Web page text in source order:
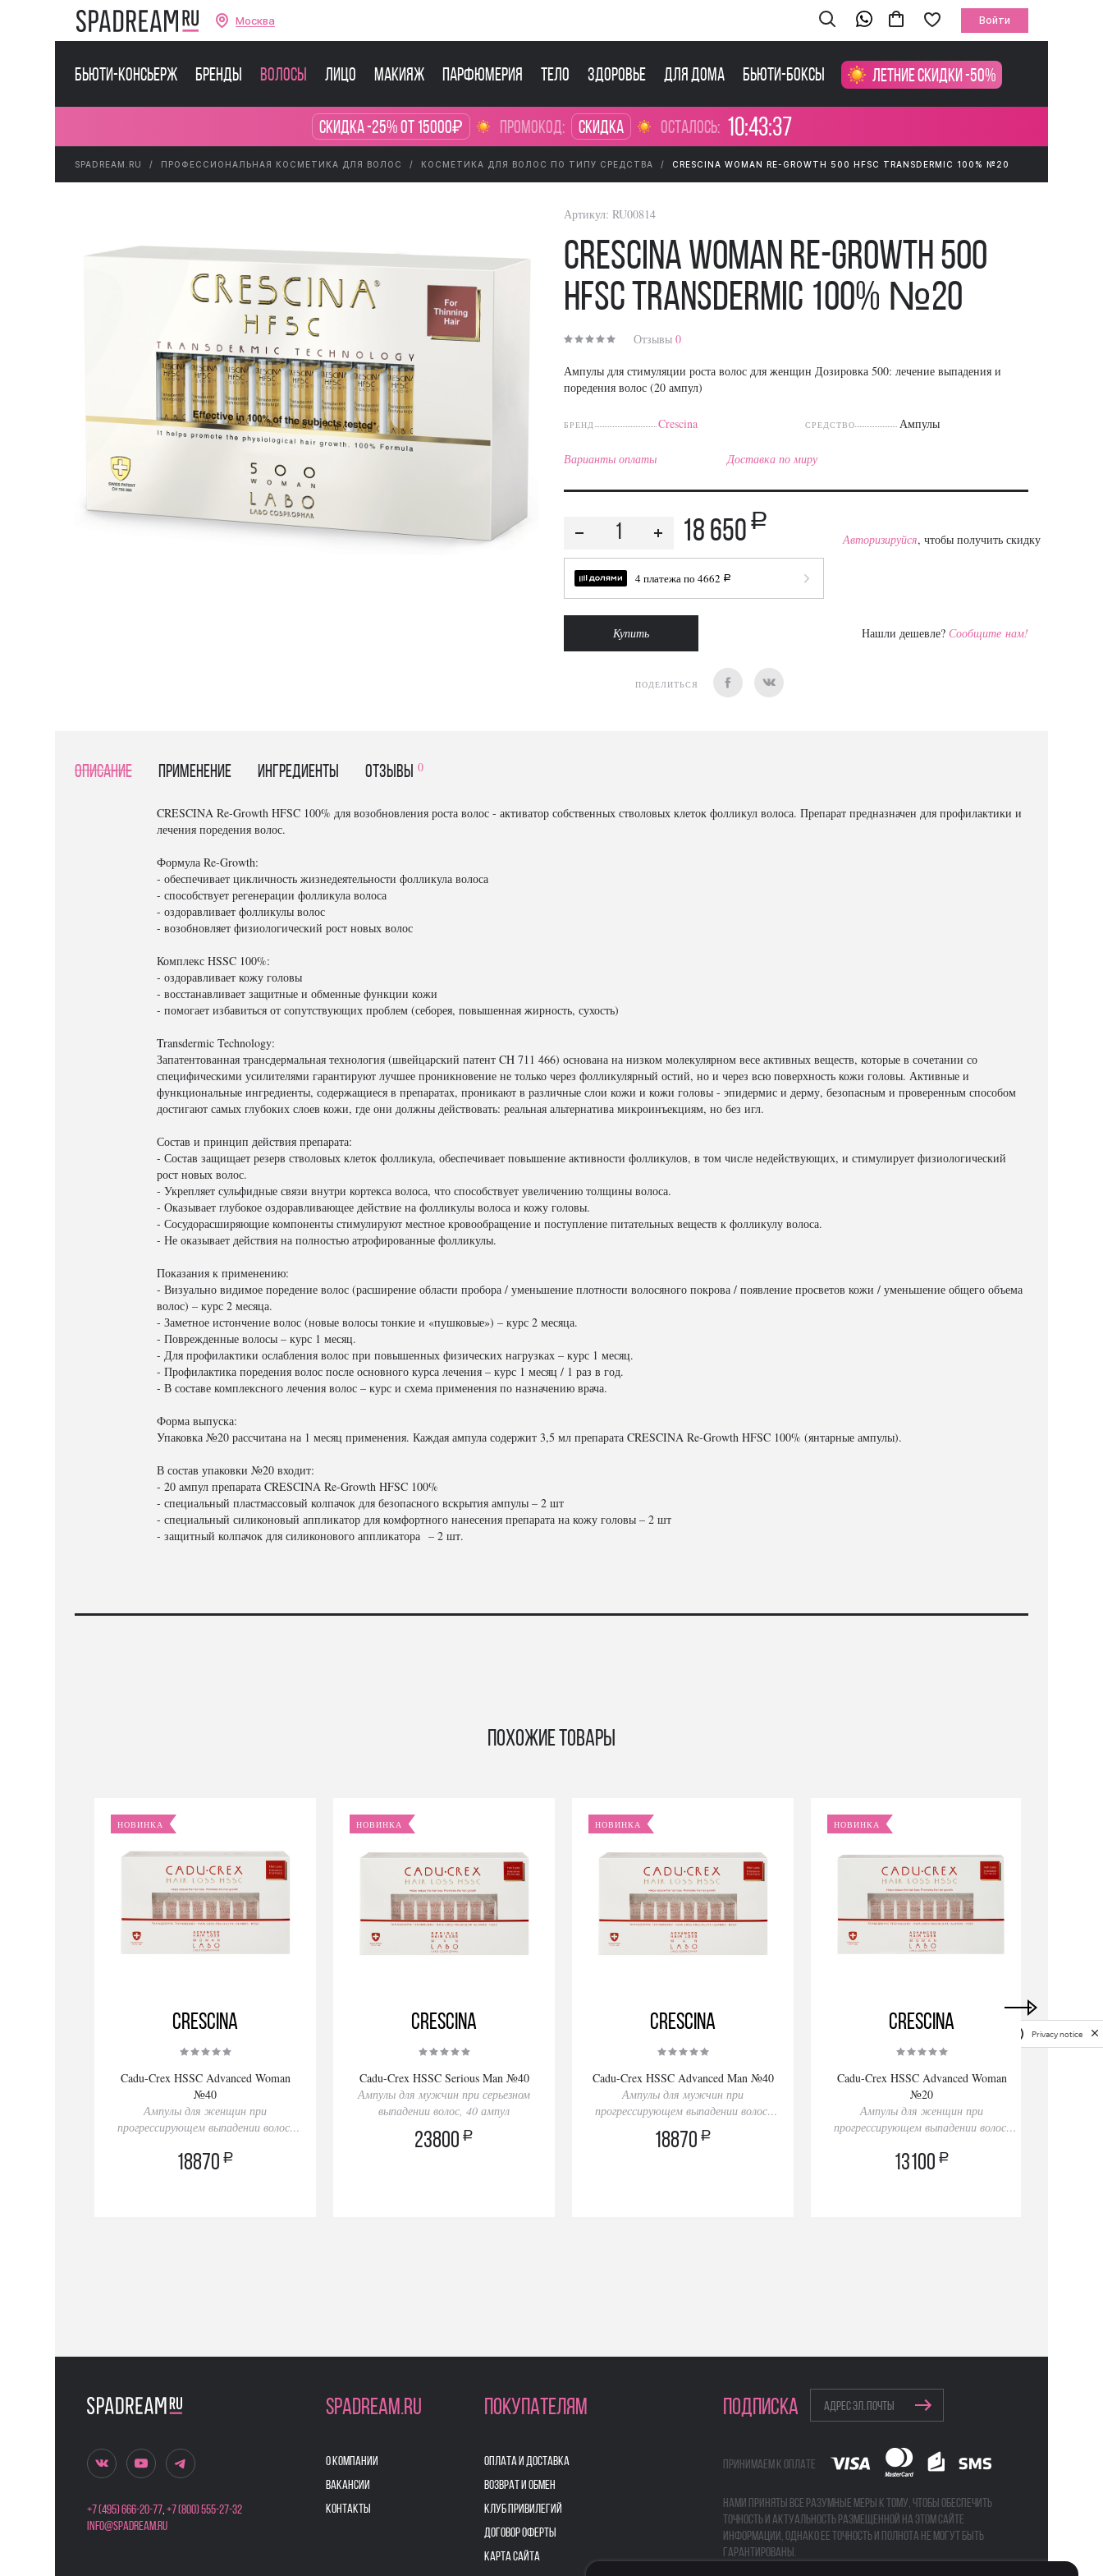
Москва Войти
Бьюти-консьерж Бренды Волосы Лицо Макияж Парфюмерия Тело Здоровье Для дома Бьюти-боксы Летние скидки -50%
Скидка -25% от 15000₽ промокод: Скидка осталось: 10:43:36
SPADREAM.RU ПРОФЕССИОНАЛЬНАЯ КОСМЕТИКА ДЛЯ ВОЛОС КОСМЕТИКА ДЛЯ ВОЛОС ПО ТИПУ СРЕДСТВА CRESCINA WOMAN RE-GROWTH 500 HFSC TRANSDERMIC 100% №20
Артикул: RU00814
Crescina Woman Re-Growth 500
HFSC Transdermic 100% №20
Отзывы0
Ампулы для стимуляции роста волос для женщин Дозировка 500: лечение выпадения и
поредения волос (20 ампул)
БРЕНД Crescina СРЕДСТВО Ампулы
Варианты оплаты Доставка по миру
18 650 a
Авторизируйся, чтобы получить скидку
4 платежа по 4662 a
Купить Нашли дешевле? Сообщите нам!
ПОДЕЛИТЬСЯ
Описание Применение Ингредиенты отзывы 0
CRESCINA Re-Growth HFSC 100% для возобновления роста волос - активатор собственных стволовых клеток фолликул волоса. Препарат предназначен для профилактики и
лечения поредения волос.
Формула Re-Growth:
- обеспечивает цикличность жизнедеятельности фолликула волоса
- способствует регенерации фолликула волоса
- оздоравливает фолликулы волос
- возобновляет физиологический рост новых волос
Комплекс HSSC 100%:
- оздоравливает кожу головы
- восстанавливает защитные и обменные функции кожи
- помогает избавиться от сопутствующих проблем (себорея, повышенная жирность, сухость)
Transdermic Technology:
Запатентованная трансдермальная технология (швейцарский патент CH 711 466) основана на низком молекулярном весе активных веществ, которые в сочетании со
специфическими усилителями гарантируют лучшее проникновение не только через фолликулярный остий, но и через всю поверхность кожи головы. Активные и
функциональные ингредиенты, содержащиеся в препаратах, проникают в различные слои кожи и кожи головы - эпидермис и дерму, безопасным и проверенным способом
достигают самых глубоких слоев кожи, где они должны действовать: реальная альтернатива микроинъекциям, но без игл.
Состав и принцип действия препарата:
- Состав защищает резерв стволовых клеток фолликула, обеспечивает повышение активности фолликулов, в том числе недействующих, и стимулирует физиологический
рост новых волос.
- Укрепляет сульфидные связи внутри кортекса волоса, что способствует увеличению толщины волоса.
- Оказывает глубокое оздоравливающее действие на фолликулы волоса и кожу головы.
- Сосудорасширяющие компоненты стимулируют местное кровообращение и поступление питательных веществ к фолликулу волоса.
- Не оказывает действия на полностью атрофированные фолликулы.
Показания к применению:
- Визуально видимое поредение волос (расширение области пробора / уменьшение плотности волосяного покрова / появление просветов кожи / уменьшение общего объема
волос) – курс 2 месяца.
- Заметное истончение волос (новые волосы тонкие и «пушковые») – курс 2 месяца.
- Поврежденные волосы – курс 1 месяц.
- Для профилактики ослабления волос при повышенных физических нагрузках – курс 1 месяц.
- Профилактика поредения волос после основного курса лечения – курс 1 месяц / 1 раз в год.
- В составе комплексного лечения волос – курс и схема применения по назначению врача.
Форма выпуска:
Упаковка №20 рассчитана на 1 месяц применения. Каждая ампула содержит 3,5 мл препарата CRESCINA Re-Growth HFSC 100% (янтарные ампулы).
В состав упаковки №20 входит:
- 20 ампул препарата CRESCINA Re-Growth HFSC 100%
- специальный пластмассовый колпачок для безопасного вскрытия ампулы – 2 шт
- специальный силиконовый аппликатор для комфортного нанесения препарата на кожу головы – 2 шт
- защитный колпачок для силиконового аппликатора – 2 шт.
Похожие товары
НОВИНКА
Crescina
Cadu-Crex HSSC Advanced Woman
№40
Ампулы для женщин при
прогрессирующем выпадении волос,
18870 a
НОВИНКА
Crescina
Cadu-Crex HSSC Serious Man №40
Ампулы для мужчин при серьезном
выпадении волос, 40 ампул
23800 a
НОВИНКА
Crescina
Cadu-Crex HSSC Advanced Man №40
Ампулы для мужчин при
прогрессирующем выпадении волос,
40 ампул
18870 a
НОВИНКА
Crescina
Cadu-Crex HSSC Advanced Woman
№20
Ампулы для женщин при
прогрессирующем выпадении волос,
13100 a
+7 (495) 666-20-77,+7 (800) 555-27-32
info@spadream.ru
SPADREAM.RU
О КОМПАНИИ
ВАКАНСИИ
КОНТАКТЫ
ПОКУПАТЕЛЯМ
ОПЛАТА И ДОСТАВКА
ВОЗВРАТ И ОБМЕН
КЛУБ ПРИВИЛЕГИЙ
ДОГОВОР ОФЕРТЫ
КАРТА САЙТА
ПОДПИСКА
Принимаем к оплате
Нами приняты все разумные меры к тому, чтобы обеспечить
точность и актуальность размещенной на этом сайте
информации, однако ее точность и полнота не могут быть
гарантированы.
Privacy notice